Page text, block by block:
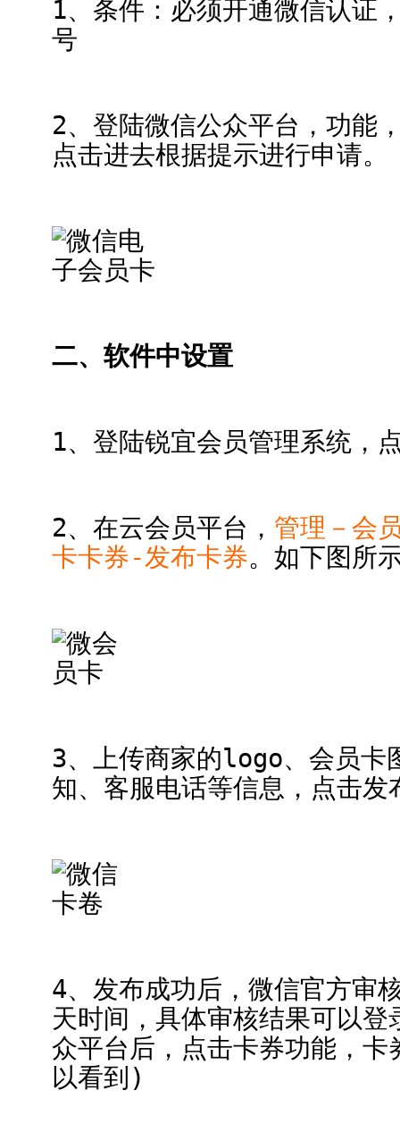
1、条件：必须开通微信认证
号
2、登陆微信公众平台，功能
点击进去根据提示进行申请。
二、软件中设置
1、登陆锐宜会员管理系统，
2、在云会员平台， 管理－会
卡卡券-发布卡券。如下图所
3、上传商家的logo、会员卡
知、客服电话等信息，点击发
4、发布成功后，微信官方审
天时间，具体审核结果可以
众平台后，点击卡券功能，
以看到)